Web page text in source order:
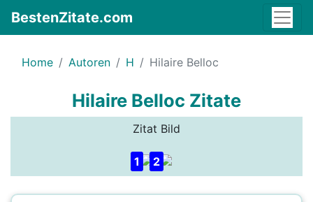
BestenZitate.com
Home Autoren H Hilaire Belloc
Hilaire Belloc Zitate
Zitat Bild
1 2